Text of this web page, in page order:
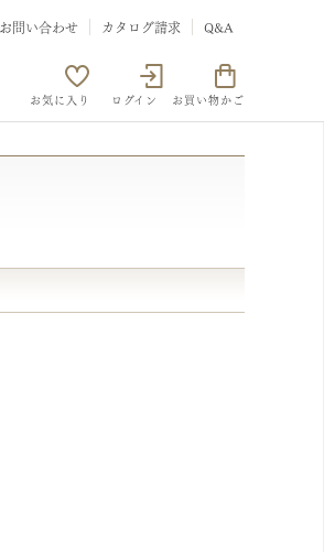
お問い合わせ カタログ請求 Q&A
お気に入り ログイン お買い物かご